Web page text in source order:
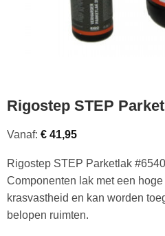
Rigostep STEP
Vanaf: €41,95
Rigostep STEP Parketlak
Componenten lak met een
krasvastheid en kan worden
belopen ruimten.